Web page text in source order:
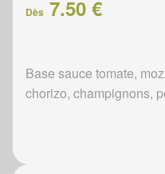
Dès 7.50 €
Base sauce tomate,
chorizo, champignons,